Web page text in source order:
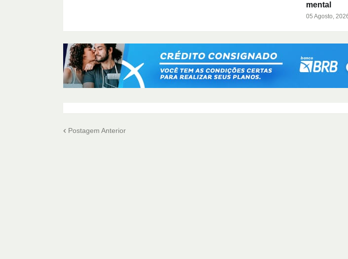
mental
05 Agosto,
Postagem Anterior